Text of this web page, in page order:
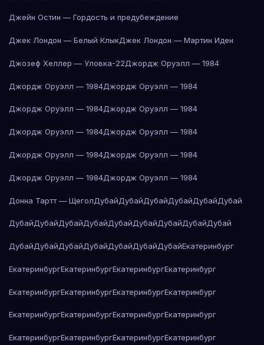
Джейн Остин — Гордость и предубеждение
Джек Лондон — Белый КлыкДжек Лондон — Мартин Иден
Джозеф Хеллер — Уловка-22Джордж Оруэлл — 1984
Джордж Оруэлл — 1984Джордж Оруэлл — 1984
Джордж Оруэлл — 1984Джордж Оруэлл — 1984
Джордж Оруэлл — 1984Джордж Оруэлл — 1984
Джордж Оруэлл — 1984Джордж Оруэлл — 1984
Джордж Оруэлл — 1984Джордж Оруэлл — 1984
Донна Тартт — ЩеголДубайДубайДубайДубайДубайДубай
ДубайДубайДубайДубайДубайДубайДубайДубайДубай
ДубайДубайДубайДубайДубайДубайДубайЕкатеринбург
ЕкатеринбургЕкатеринбургЕкатеринбургЕкатеринбург
ЕкатеринбургЕкатеринбургЕкатеринбургЕкатеринбург
ЕкатеринбургЕкатеринбургЕкатеринбургЕкатеринбург
ЕкатеринбургЕкатеринбургЕкатеринбургЕкатеринбург